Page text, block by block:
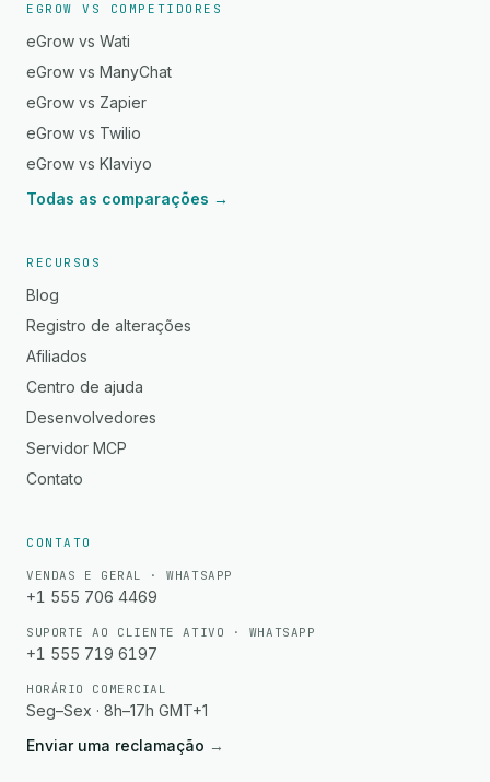
EGROW VS COMPETIDORES
eGrow vs Wati
eGrow vs ManyChat
eGrow vs Zapier
eGrow vs Twilio
eGrow vs Klaviyo
Todas as comparações →
RECURSOS
Blog
Registro de alterações
Afiliados
Centro de ajuda
Desenvolvedores
Servidor MCP
Contato
CONTATO
VENDAS E GERAL · WHATSAPP
+1 555 706 4469
SUPORTE AO CLIENTE ATIVO · WHATSAPP
+1 555 719 6197
HORÁRIO COMERCIAL
Seg–Sex · 8h–17h GMT+1
Enviar uma reclamação →